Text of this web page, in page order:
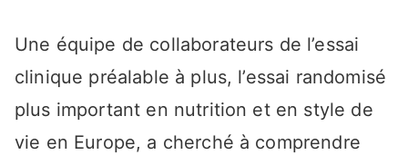
Une équipe de collaborateurs de l’essai
clinique préalable à plus, l’essai randomisé
plus important en nutrition et en style de
vie en Europe, a cherché à comprendre